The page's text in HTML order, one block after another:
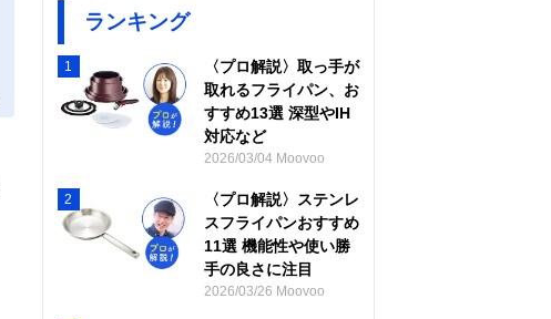
ランキング
1
〈プロ解説〉取っ手が
取れるフライパン、お
すすめ13選 深型やIH
対応など
2026/03/04 Moovoo
2
〈プロ解説〉ステンレ
スフライパンおすすめ
11選 機能性や使い勝
手の良さに注目
2026/03/26 Moovoo